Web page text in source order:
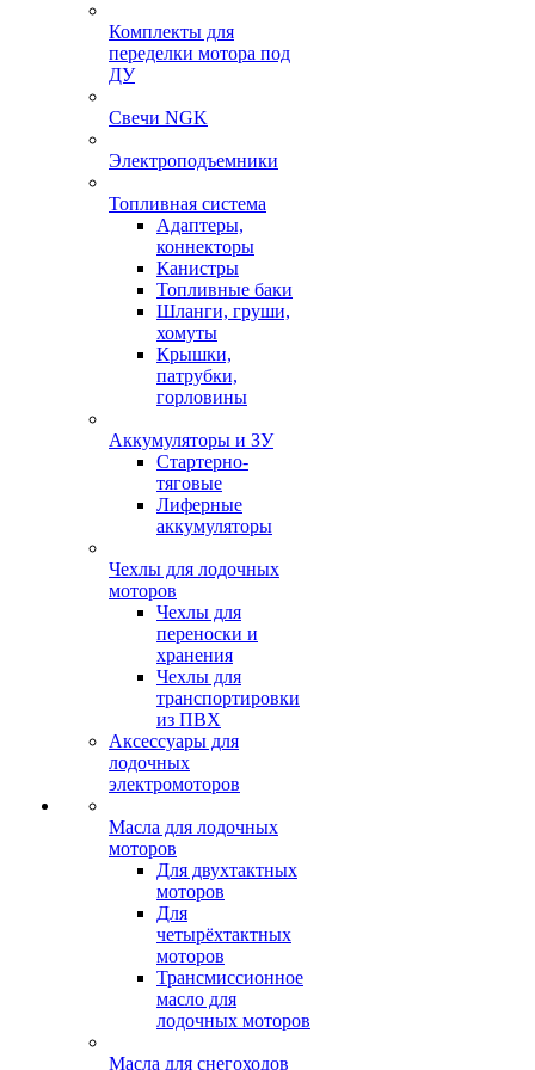
Комплекты для
переделки мотора под
ДУ
Свечи NGK
Электроподъемники
Топливная система
Адаптеры,
коннекторы
Канистры
Топливные баки
Шланги, груши,
хомуты
Крышки,
патрубки,
горловины
Аккумуляторы и ЗУ
Стартерно-
тяговые
Лиферные
аккумуляторы
Чехлы для лодочных
моторов
Чехлы для
переноски и
хранения
Чехлы для
транспортировки
из ПВХ
Аксессуары для
лодочных
электромоторов
Масла для лодочных
моторов
Для двухтактных
моторов
Для
четырёхтактных
моторов
Трансмиссионное
масло для
лодочных моторов
Масла для снегоходов